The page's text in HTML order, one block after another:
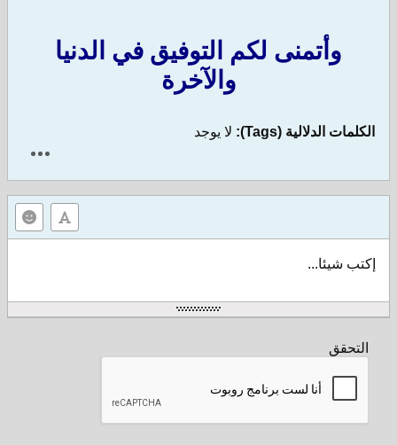
وأتمنى لكم التوفيق في الدنيا
والآخرة
الكلمات الدلالية (Tags): لا يوجد
إكتب شيئا...
التحقق